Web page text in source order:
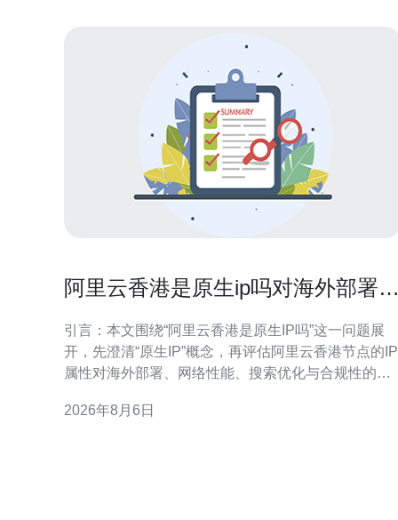
阿里云香港是原生ip吗对海外部署和
引言：本文围绕“阿里云香港是原生IP吗”这一问题展
开，先澄清“原生IP”概念，再评估阿里云香港节点的IP
属性对海外部署、网络性能、搜索优化与合规性的影
什么是“原生IP”及其判断标准 原生IP通常指由当地运营
2026年8月6日